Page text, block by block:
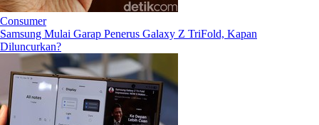
Consumer
Samsung Mulai Garap Penerus Galaxy Z TriFold, Kapan
Diluncurkan?